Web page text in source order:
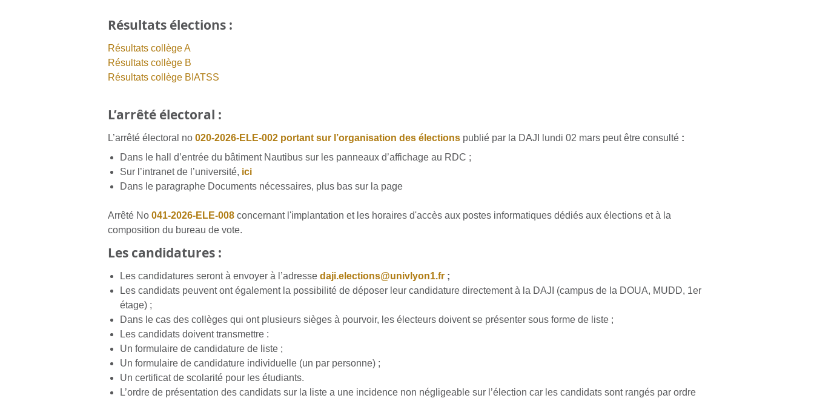
Résultats élections :
Résultats collège A
Résultats collège B
Résultats collège BIATSS
L’arrêté électoral :
L’arrêté électoral no 020-2026-ELE-002 portant sur l’organisation des électionspublié par la DAJI lundi 02 mars peut être consulté :
Dans le hall d’entrée du bâtiment Nautibus sur les panneaux d’affichage au RDC ;
Sur l’intranet de l’université, ici
Dans le paragraphe Documents nécessaires, plus bas sur la page
Arrêté No 041-2026-ELE-008concernant l'implantation et les horaires d'accès aux postes informatiques dédiés aux élections et à la
composition du bureau de vote.
Les candidatures :
Les candidatures seront à envoyer à l’adresse daji.elections@univlyon1.fr ;
Les candidats peuvent ont également la possibilité de déposer leur candidature directement à la DAJI (campus de la DOUA, MUDD, 1er
étage) ;
Dans le cas des collèges qui ont plusieurs sièges à pourvoir, les électeurs doivent se présenter sous forme de liste ;
Les candidats doivent transmettre :
Un formulaire de candidature de liste ;
Un formulaire de candidature individuelle (un par personne) ;
Un certificat de scolarité pour les étudiants.
L’ordre de présentation des candidats sur la liste a une incidence non négligeable sur l’élection car les candidats sont rangés par ordre